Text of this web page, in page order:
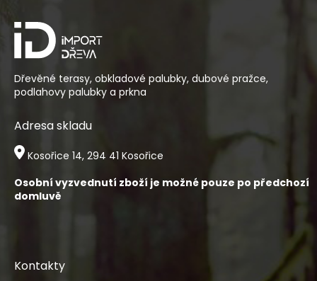
a
Dřevěné terasy, obkladové palubky, dubové pražce,
podlahovy palubky a prkna
Adresa skladu
Kosořice 14, 294 41 Kosořice
Osobní vyzvednutí zboží je možné pouze po předchozí
domluvě
Kontakty